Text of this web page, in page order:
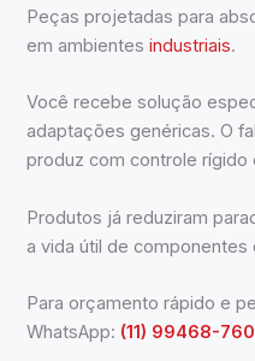
Peças projetadas para
em ambientesindustriais.
Você recebe solução
adaptações genéricas. O
produz com controle
Produtos já reduziram
a vida útil de componentes
Para orçamento rápido e
WhatsApp: (11) 99468-